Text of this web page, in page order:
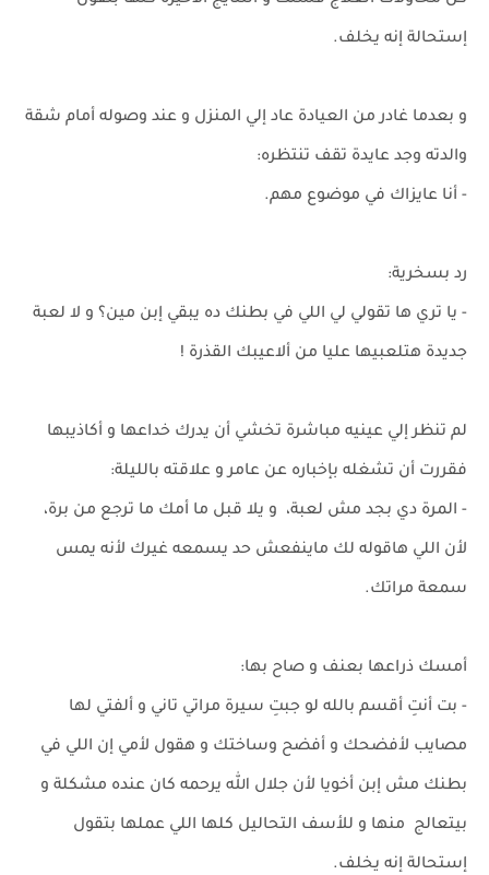
إستحالة إنه يخلف.
و بعدما غادر من العيادة عاد إلي المنزل و عند وصوله أمام شقة
والدته وجد عايدة تقف تنتظره:
- أنا عايزاك في موضوع مهم.
رد بسخرية:
- يا تري ها تقولي لي اللي في بطنك ده يبقي إبن مين؟ و لا لعبة
جديدة هتلعبيها عليا من ألاعيبك القذرة !
لم تنظر إلي عينيه مباشرة تخشي أن يدرك خداعها و أكاذيبها
فقررت أن تشغله بإخباره عن عامر و علاقته بالليلة:
- المرة دي بجد مش لعبة، و يلا قبل ما أمك ما ترجع من برة،
لأن اللي هاقوله لك ماينفعش حد يسمعه غيرك لأنه يمس
سمعة مراتك.
أمسك ذراعها بعنف و صاح بها:
- بت أنتِ أقسم بالله لو جبتِ سيرة مراتي تاني و ألفتي لها
مصايب لأفضحك و أفضح وساختك و هقول لأمي إن اللي في
بطنك مش إبن أخويا لأن جلال الله يرحمه كان عنده مشكلة و
بيتعالج منها و للأسف التحاليل كلها اللي عملها بتقول
إستحالة إنه يخلف.